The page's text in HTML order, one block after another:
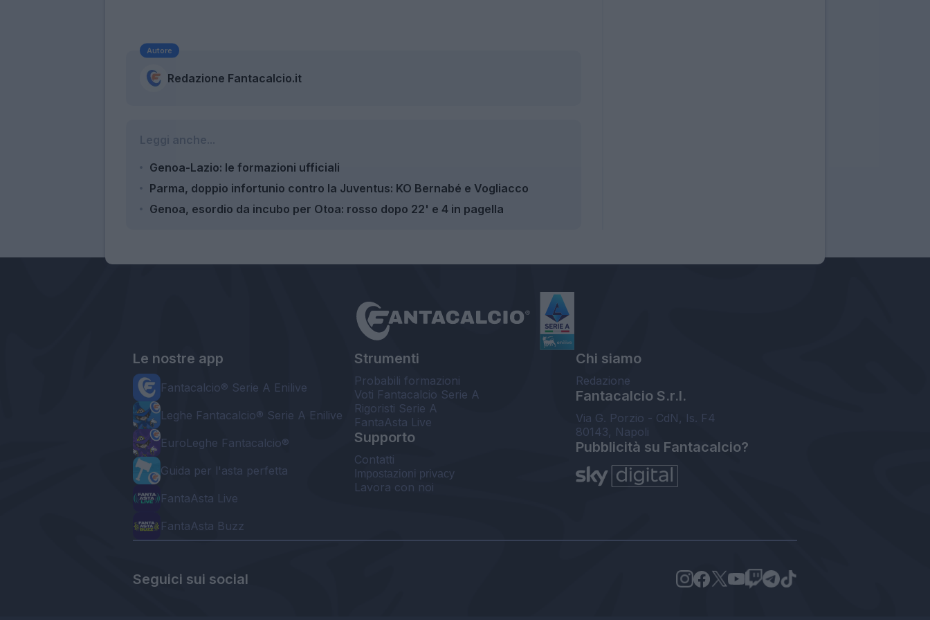
Autore
Redazione Fantacalcio.it
Leggi anche...
Genoa-Lazio: le formazioni ufficiali
Parma, doppio infortunio contro la Juventus: KO Bernabé e Vogliacco
Genoa, esordio da incubo per Otoa: rosso dopo 22' e 4 in pagella
Le nostre app
Fantacalcio® Serie A Enilive
Leghe Fantacalcio® Serie A Enilive
EuroLeghe Fantacalcio®
Guida per l'asta perfetta
FantaAsta Live
FantaAsta Buzz
Strumenti
Probabili formazioni
Voti Fantacalcio Serie A
Rigoristi Serie A
FantaAsta Live
Supporto
Contatti
Impostazioni privacy
Lavora con noi
Chi siamo
Redazione
Fantacalcio S.r.l.
Via G. Porzio - CdN, Is. F4
80143, Napoli
Pubblicità su Fantacalcio?
Seguici sui social